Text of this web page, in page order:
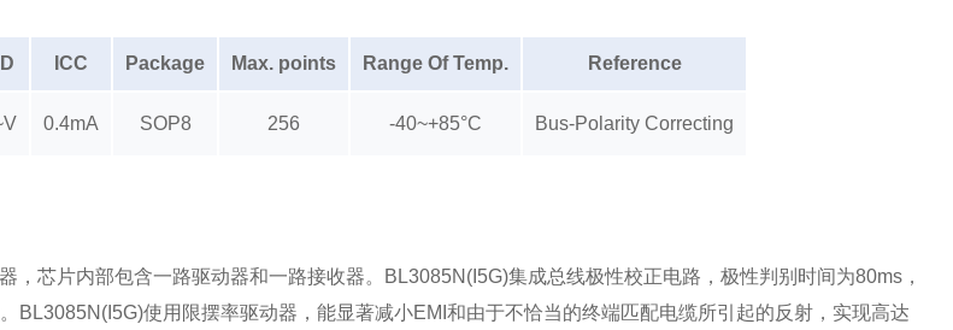
ICC Package Max. points Range Of Temp. Reference
0.4mA SOP8 256 -40~+85°C Bus-Polarity Correcting
芯片内部包含一路驱动器和一路接收器。BL3085N(I5G)集成总线极性校正电路，极性判别时间为80ms，
使用限摆率驱动器，能显著减小EMI和由于不恰当的终端匹配电缆所引起的反射，实现高达